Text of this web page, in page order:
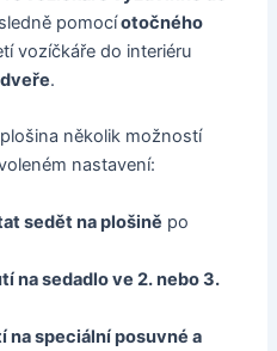
pomocíotočného
vozíčkáře do interiéru
.
několik možností
nastavení:
sedět na plošině po
na sedadlo ve 2. nebo 3.
na speciální posuvné a